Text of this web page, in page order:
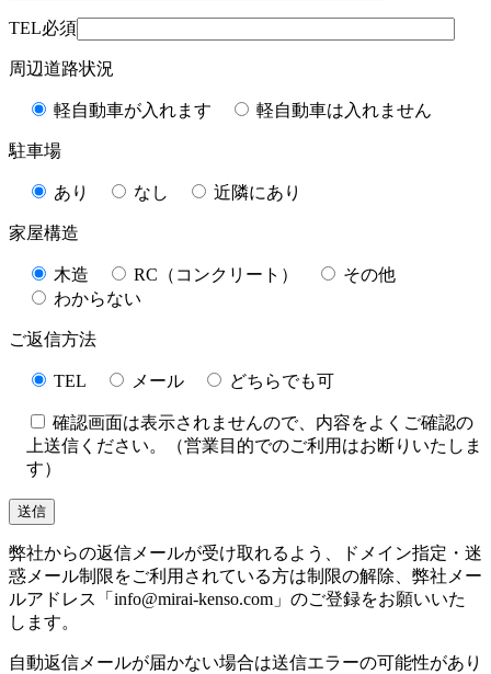
TEL必須
周辺道路状況
軽自動車が入れます 軽自動車は入れません
駐車場
あり なし 近隣にあり
家屋構造
木造 RC（コンクリート）
その他
わからない
ご返信方法
TEL メール どちらでも可
確認画面は表示されませんので、内容をよくご確認の
上送信ください。（営業目的でのご利用はお断りいたしま
す）
弊社からの返信メールが受け取れるよう、ドメイン指定・迷
惑メール制限をご利用されている方は制限の解除、弊社メー
ルアドレス「info@mirai-kenso.com」のご登録をお願いいた
します。
自動返信メールが届かない場合は送信エラーの可能性があり